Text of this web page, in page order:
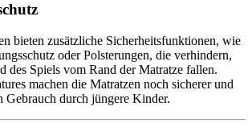
bieten zusätzliche Sicherheitsfunktionen, wie
oder Polsterungen, die verhindern,
des Spiels vom Rand der Matratze fallen.
machen die Matratzen noch sicherer und
Gebrauch durch jüngere Kinder.